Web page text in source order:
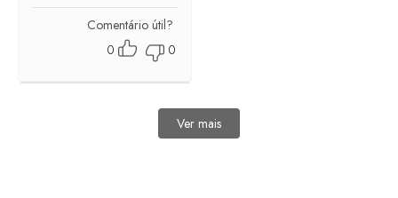
Comentário útil?
0
0
Ver mais